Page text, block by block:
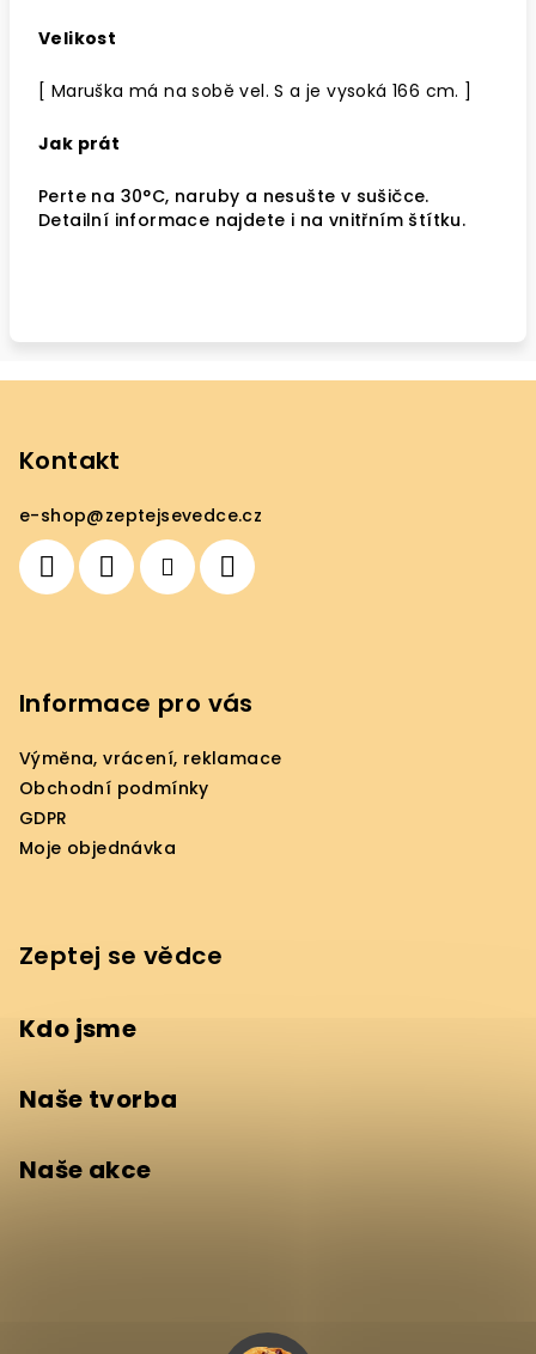
Velikost
[ Maruška má na sobě vel. S a je vysoká 166 cm. ]
Jak prát
Perte na 30°C, naruby a nesušte v sušičce.
Detailní informace najdete i na vnitřním štítku.
Kontakt
e-shop@zeptejsevedce.cz
Informace pro vás
Výměna, vrácení, reklamace
Obchodní podmínky
GDPR
Moje objednávka
Zeptej se vědce
Kdo jsme
Naše tvorba
Naše akce